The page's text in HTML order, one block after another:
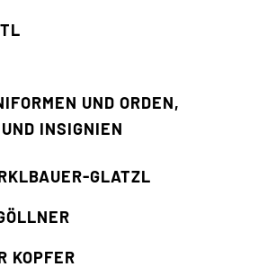
UND ORDEN,
INSIGNIEN
GLATZL
KOPFER